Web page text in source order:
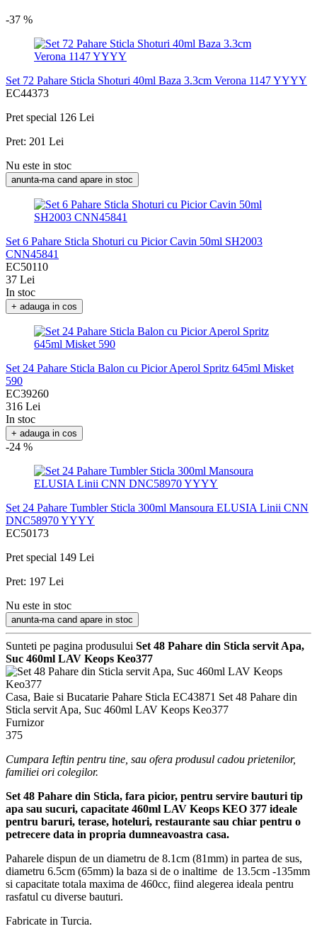
-37 %
Set 72 Pahare Sticla Shoturi 40ml Baza 3.3cm Verona 1147 YYYY
EC44373
Pret special 126 Lei
Pret: 201 Lei
Nu este in stoc
anunta-ma cand apare in stoc
Set 6 Pahare Sticla Shoturi cu Picior Cavin 50ml SH2003
CNN45841
EC50110
37 Lei
In stoc
+ adauga in cos
Set 24 Pahare Sticla Balon cu Picior Aperol Spritz 645ml Misket
590
EC39260
316 Lei
In stoc
+ adauga in cos
-24 %
Set 24 Pahare Tumbler Sticla 300ml Mansoura ELUSIA Linii CNN
DNC58970 YYYY
EC50173
Pret special 149 Lei
Pret: 197 Lei
Nu este in stoc
anunta-ma cand apare in stoc
Sunteti pe pagina produsului Set 48 Pahare din Sticla servit Apa,
Suc 460ml LAV Keops Keo377
Casa, Baie si Bucatarie Pahare Sticla EC43871 Set 48 Pahare din
Sticla servit Apa, Suc 460ml LAV Keops Keo377
Furnizor
375
Cumpara Ieftin pentru tine, sau ofera produsul cadou prietenilor,
familiei ori colegilor.
Set 48 Pahare din Sticla, fara picior, pentru servire bauturi tip
apa sau sucuri, capacitate 460ml LAV Keops KEO 377 ideale
pentru baruri, terase, hoteluri, restaurante sau chiar pentru o
petrecere data in propria dumneavoastra casa.
Paharele dispun de un diametru de 8.1cm (81mm) in partea de sus,
diametru 6.5cm (65mm) la baza si de o inaltime de 13.5cm -135mm
si capacitate totala maxima de 460cc, fiind alegerea ideala pentru
rasfatul cu diverse bauturi.
Fabricate in Turcia.